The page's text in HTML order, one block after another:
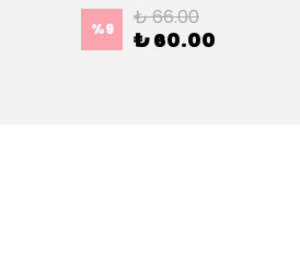
%9 ₺ 66.00
₺ 60.00